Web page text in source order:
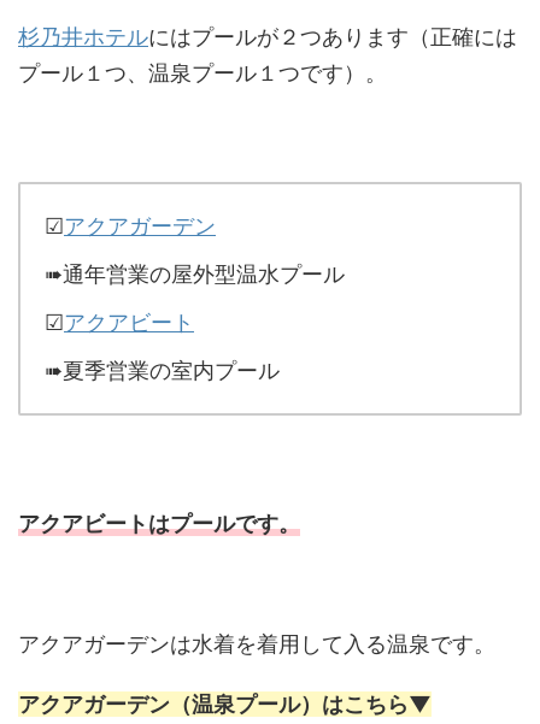
杉乃井ホテルにはプールが２つあります（正確には
プール１つ、温泉プール１つです）。
☑アクアガーデン
➠通年営業の屋外型温水プール
☑アクアビート
➠夏季営業の室内プール
アクアビートはプールです。
アクアガーデンは水着を着用して入る温泉です。
アクアガーデン（温泉プール）はこちら▼